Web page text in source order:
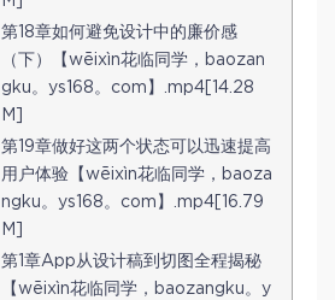
第18章如何避免设计中的廉价感
（下）【wēixìn花临同学，baozan
gku。ys168。com】.mp4[14.28
M]
第19章做好这两个状态可以迅速提高
用户体验【wēixìn花临同学，baoza
ngku。ys168。com】.mp4[16.79
M]
第1章App从设计稿到切图全程揭秘
【wēixìn花临同学，baozangku。y